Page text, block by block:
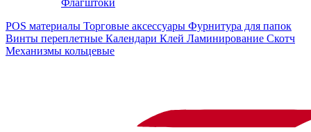
Флагштоки
POS материалы Торговые аксессуары Фурнитура для папок
Винты переплетные Календари Клей Ламинирование Скотч
Механизмы кольцевые